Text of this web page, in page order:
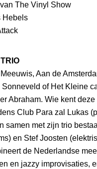
The Vinyl Show
Hebels
Aan de
of Het Kleine
Abraham. Wie kent deze
Club Para zal Lukas
samen met zijn trio
en Stef Joosten
de Nederlandse
en jazzy improvisaties,